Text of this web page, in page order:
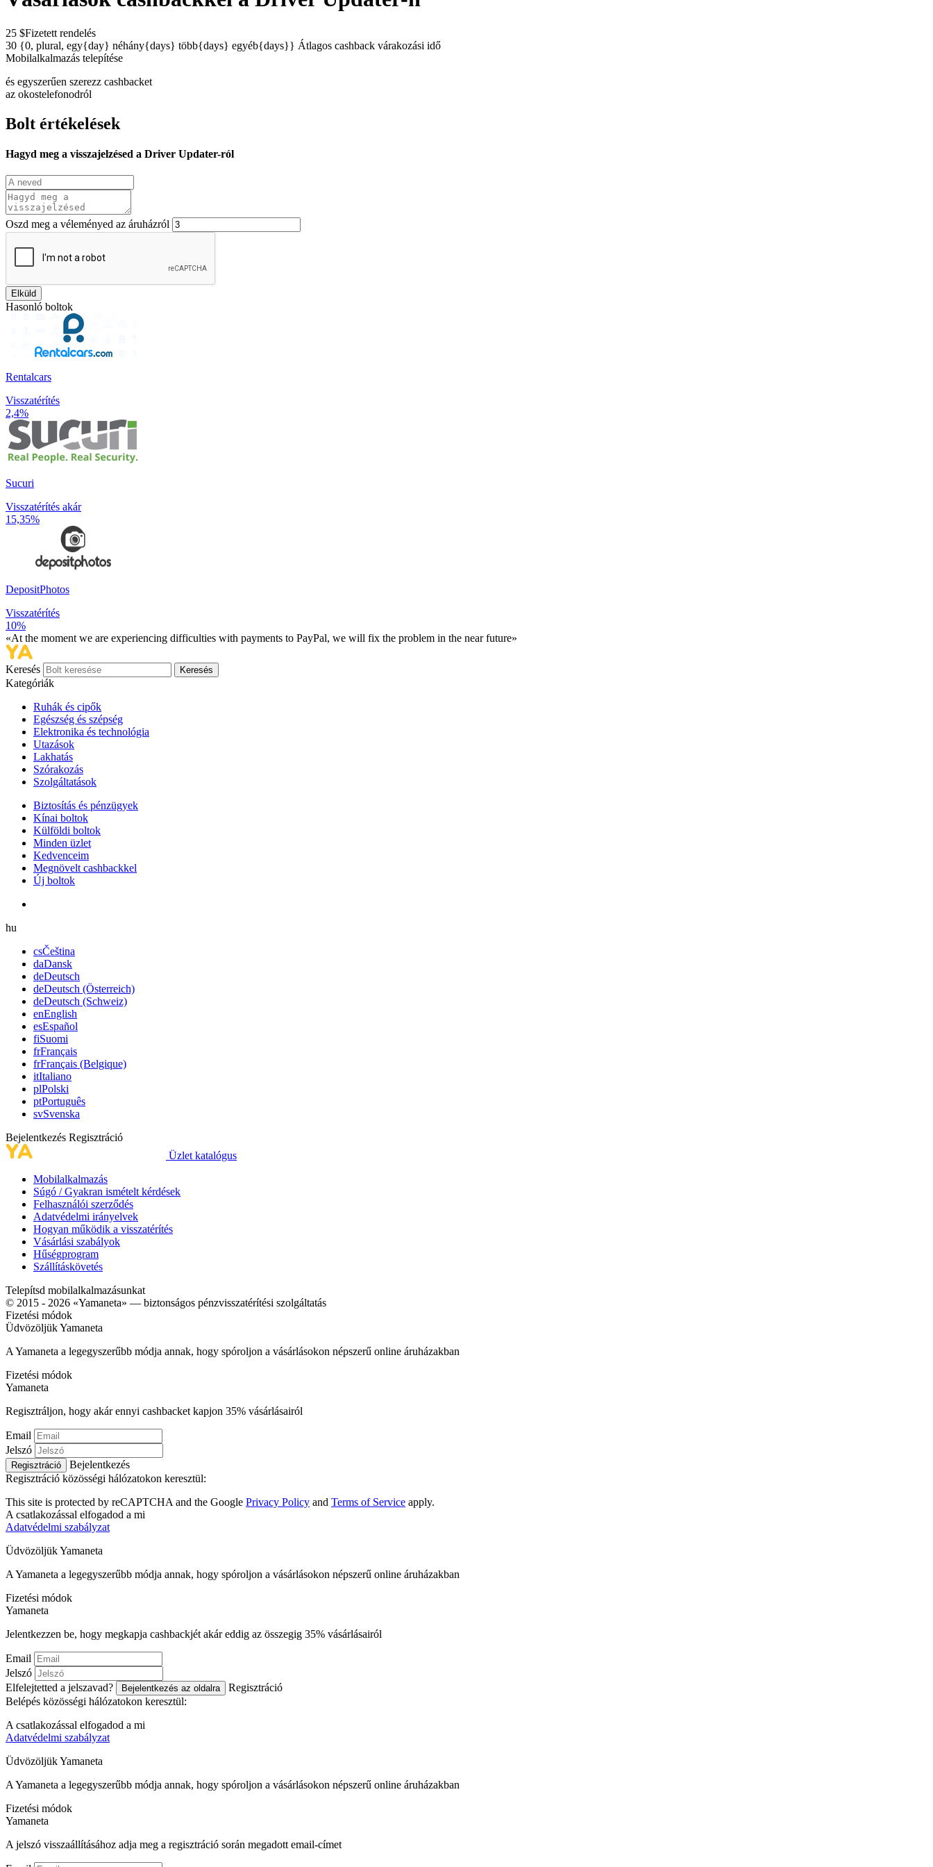
25 $Fizetett rendelés
30 {0, plural, egy{day} néhány{days} több{days} egyéb{days}} Átlagos cashback várakozási idő
Mobilalkalmazás telepítése
és egyszerűen szerezz cashbacket
az okostelefonodról
Bolt értékelések
Hagyd meg a visszajelzésed a Driver Updater-ról
Oszd meg a véleményed az áruházról
Elküld
Hasonló boltok
Rentalcars
Visszatérítés
2,4%
Sucuri
Visszatérítés akár
15,35%
DepositPhotos
Visszatérítés
10%
«At the moment we are experiencing difficulties with payments to PayPal, we will fix the problem in the near future»
Keresés Keresés
Kategóriák
Ruhák és cipők
Egészség és szépség
Elektronika és technológia
Utazások
Lakhatás
Szórakozás
Szolgáltatások
Biztosítás és pénzügyek
Kínai boltok
Külföldi boltok
Minden üzlet
Kedvenceim
Megnövelt cashbackkel
Új boltok
hu
csČeština
daDansk
deDeutsch
deDeutsch (Österreich)
deDeutsch (Schweiz)
enEnglish
esEspañol
fiSuomi
frFrançais
frFrançais (Belgique)
itItaliano
plPolski
ptPortuguês
svSvenska
Bejelentkezés Regisztráció
Üzlet katalógus
Mobilalkalmazás
Súgó / Gyakran ismételt kérdések
Felhasználói szerződés
Adatvédelmi irányelvek
Hogyan működik a visszatérítés
Vásárlási szabályok
Hűségprogram
Szállításkövetés
Telepítsd mobilalkalmazásunkat
© 2015 - 2026 «Yamaneta» — biztonságos pénzvisszatérítési szolgáltatás
Fizetési módok
ÜdvözöljükYamaneta
A Yamaneta a legegyszerűbb módja annak, hogy spóroljon a vásárlásokon népszerű online áruházakban
Fizetési módok
Yamaneta
Regisztráljon, hogy akár ennyi cashbacket kapjon 35% vásárlásairól
Email
Jelszó
Regisztráció
Bejelentkezés
Regisztráció közösségi hálózatokon keresztül:
This site is protected by reCAPTCHA and the Google Privacy Policy and Terms of Service apply.
A csatlakozással elfogadod a mi
Adatvédelmi szabályzat
ÜdvözöljükYamaneta
A Yamaneta a legegyszerűbb módja annak, hogy spóroljon a vásárlásokon népszerű online áruházakban
Fizetési módok
Yamaneta
Jelentkezzen be, hogy megkapja cashbackjét akár eddig az összegig 35% vásárlásairól
Email
Jelszó
Elfelejtetted a jelszavad?
Bejelentkezés az oldalra
Regisztráció
Belépés közösségi hálózatokon keresztül:
A csatlakozással elfogadod a mi
Adatvédelmi szabályzat
ÜdvözöljükYamaneta
A Yamaneta a legegyszerűbb módja annak, hogy spóroljon a vásárlásokon népszerű online áruházakban
Fizetési módok
Yamaneta
A jelszó visszaállításához adja meg a regisztráció során megadott email-címet